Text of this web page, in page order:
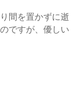
間を置かずに逝
ですが、優しい